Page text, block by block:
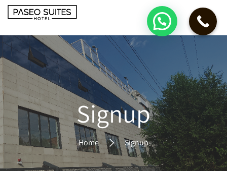
Signup
Home Signup